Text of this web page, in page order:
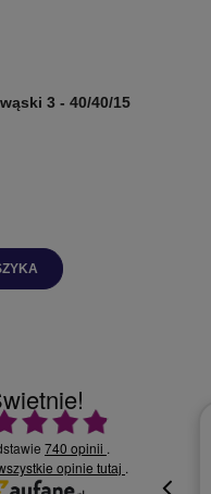
3 - 40/40/15
średnia 4.9 na 5
740 opinii .
opinie tutaj .